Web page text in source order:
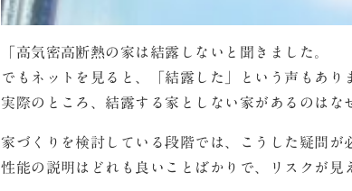
「高気密高断熱の家は結露しないと聞きました。
でもネットを見ると、「結露した」という声もあり
実際のところ、結露する家としない家があるのはな
家づくりを検討している段階では、こうした疑問が
性能の説明はどれも良いことばかりで、リスクが見